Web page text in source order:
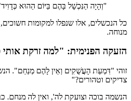
"וְהָיָה הַנִּכְשָׁל בָּהֶם בַּיּוֹם הַהוּא
כל הנכשלים, אלו שנפלו למקומות
מנוחה.
הזעקה הפנימית: "למה זרקת אותי
זוהי "דִּמְעַת הָעֲשֻׁקִים וְאֵין לָהֶם מְנַחֵם".
צדיקים וטהורים?"
הנשמה בוכה וצועקת לה', ואין לה מנחם.